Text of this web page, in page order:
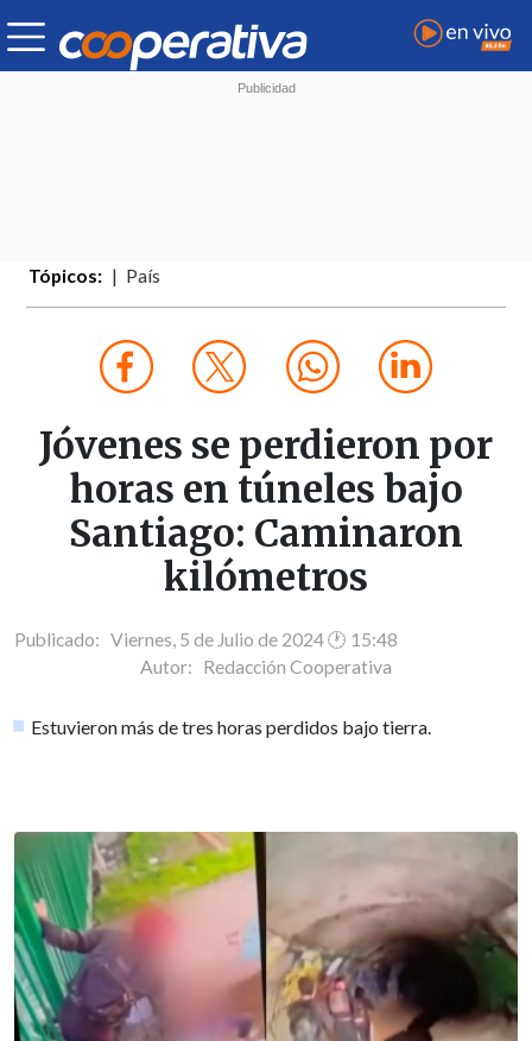
Tópicos: País
Jóvenes se perdieron por
horas en túneles bajo
Santiago: Caminaron
kilómetros
Publicado: Viernes, 5 de Julio de 2024 🕐 15:48
Autor: Redacción Cooperativa
Estuvieron más de tres horas perdidos bajo tierra.